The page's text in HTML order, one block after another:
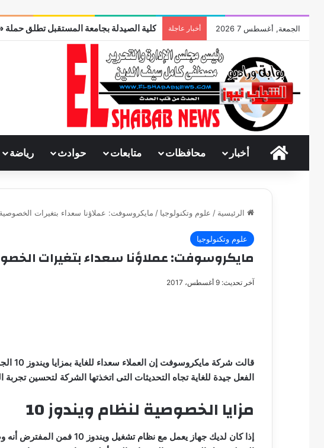
الجمعة, أغسطس 7 2026 أخبار عاجلة كلية الصيدلة بجامعة المستقبل تطلق حملة
الرئيسية
أخبار محافظات متابعات حوادث رياضة
الرئيسية / علوم وتكنولوجيا / مايكروسوفت: عملاؤنا سعداء بتغيرات الخصوصية
علوم وتكنولوجيا
مايكروسوفت: عملاؤنا سعداء بتغيرات
آخر تحديث: 9 أغسطس، 2017
قالت
الفعل جيدة للغاية تجاه التحديثات التى اتخذتها الشركة لتحسين تجربة
مزايا الخصوصية لنظام ويندوز 10
إذا كان لديك جهاز يعمل مع
سيف
الدين
….
مايسه
كليوباترا
مصطفى كامل سيف الدين